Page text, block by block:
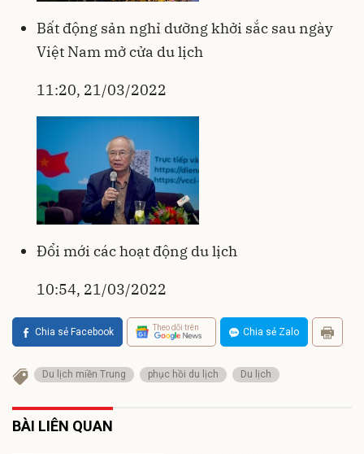
Bất động sản nghỉ dưỡng khởi sắc sau ngày
Việt Nam mở cửa du lịch
11:20, 21/03/2022
Đổi mới các hoạt động du lịch
10:54, 21/03/2022
Chia sẻ Facebook Theo dõi trên Chia sẻ Zalo
Du lịch miền Trung phục hồi du lịch Du lịch
BÀI LIÊN QUAN